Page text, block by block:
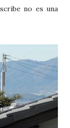
no es una